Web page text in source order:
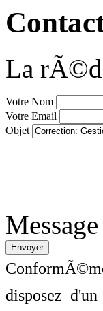
La
Votre Nom
Votre Email
Objet
Message
disposez